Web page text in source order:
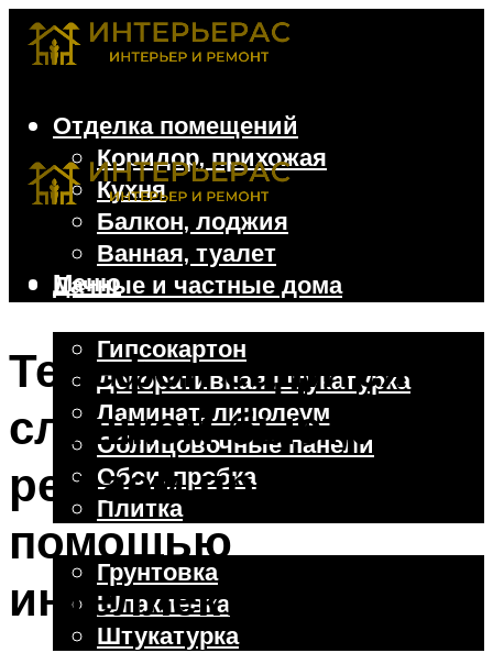
Отделка помещений
Коридор, прихожая
Кухня
Балкон, лоджия
Ванная, туалет
Дачные и частные дома
Гипсокартон
Декоративная штукатурка
Ламинат, линолеум
Облицовочные панели
Обои, пробка
Плитка
Отделочные работы
Грунтовка
Шпаклевка
Штукатурка
Меню
Телефон садится
слишком быстро:
решаем проблему с
помощью
интеллекта